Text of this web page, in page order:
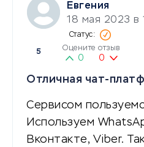
Евгения
18 мая 2023 в
5 Оцените отзыв
0 0
Отличная чат-
Сервисом
Используем
Вконтакте, Viber.